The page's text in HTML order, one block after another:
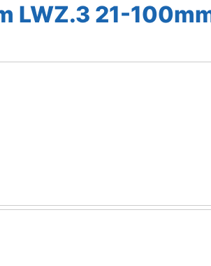
LWZ.3 21-